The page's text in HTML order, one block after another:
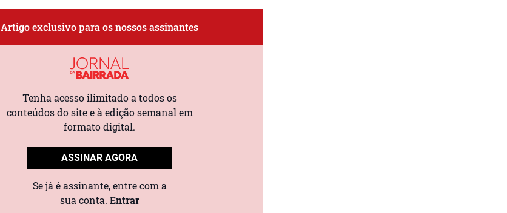
Artigo exclusivo para os nossos assinantes
Tenha acesso ilimitado a todos os
conteúdos do site e à edição semanal em
formato digital.
ASSINAR AGORA
Se já é assinante, entre com a
sua conta. Entrar